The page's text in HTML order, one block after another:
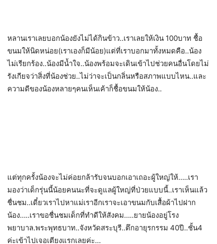
หลานเราเลยบอกน้องยังไม่ได้กินข้าว..เราเลยให้เงิน 100บาท ชื้อ
ขนมให้นิดหน่อย(เราเองก็มีน้อย)แต่ที่เราบอกมาทั้งหมดคือ..น้อง
ไม่เรียกร้อง..น้องมีน้ำใจ..น้องพร้อมจะเดินเข้าไปช่วยคนอื่นโดยไม่
รังเกียจว่าสิ่งที่น้องช่วย..ไม่ว่าจะเป็นกลิ่นหรือสภาพแบบไหน..และ
ความดีของน้องหลายๆคนเห็นเค้าก็ชื้อขนมให้น้อง..
แต่ทุกครั้งน้องจะไม่ค่อยกล้ารับจนบอกเอาเถอะผู้ใหญ่ให้…..เรา
มองว่าเด็กรุ่นนี้น้อยคนนะที่จะดูแลผู้ใหญ่ที่ป่วยแบบนี้..เราเห็นแล้ว
ชื่นชม..เดี๋ยวเราไปหาแม่เราอีกเราจะเอาขนมกับเสื้อผ้าไปฝาก
น้อง…..เราขอชื่นชมเด็กที่ทำดีให้สังคม…..ยายน้องอยู่โรง
พยาบาล.พระพุทธบาท..จังหวัดสระบุรี..ตึกอายุรกรรม 40ปี..ชั้น4
ค่ะเข้าไปเจอเตียงแรกเลยค่ะ…